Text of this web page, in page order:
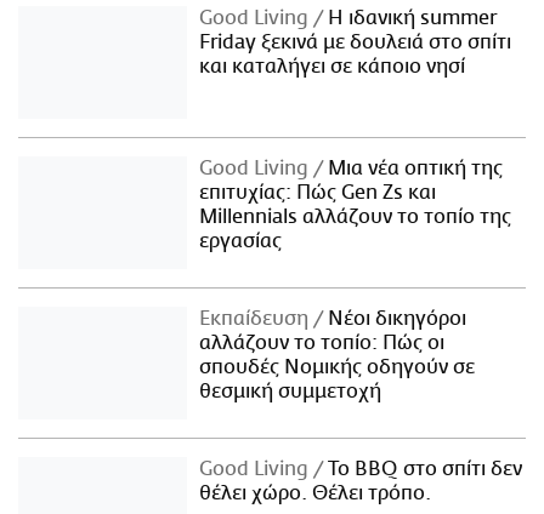
Good Living
Η ιδανική summer
Friday ξεκινά με δουλειά στο σπίτι
και καταλήγει σε κάποιο νησί
Good Living
Μια νέα οπτική της
επιτυχίας: Πώς Gen Zs και
Millennials αλλάζουν το τοπίο της
εργασίας
Εκπαίδευση
Νέοι δικηγόροι
αλλάζουν το τοπίο: Πώς οι
σπουδές Νομικής οδηγούν σε
θεσμική συμμετοχή
Good Living
Το BBQ στο σπίτι δεν
θέλει χώρο. Θέλει τρόπο.